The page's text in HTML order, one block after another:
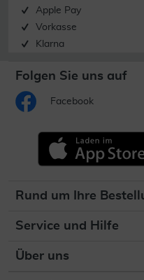
Apple Pay
Vorkasse
Klarna
Folgen Sie uns auf
Facebook
Rund um Ihre
Service und Hilfe
Über uns